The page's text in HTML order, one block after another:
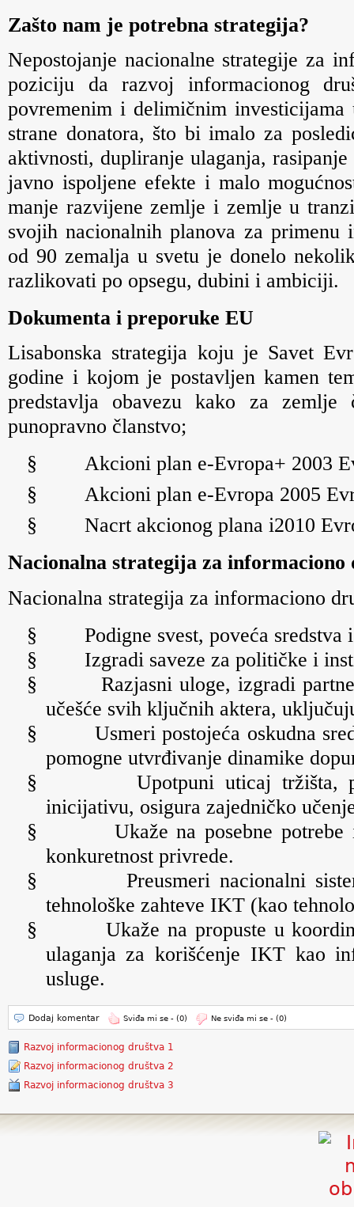
Zašto nam je potrebna strategija?
Nepostojanje nacionalne strategije za
poziciju da razvoj informacionog
povremenim i delimičnim
strane donatora, što bi imalo za
aktivnosti, dupliranje ulaganja,
javno ispoljene efekte i malo
manje razvijene zemlje i zemlje u
svojih nacionalnih planova za primenu
od 90 zemalja u svetu je donelo
razlikovati po opsegu, dubini i ambiciji.
Dokumenta i preporuke EU
Lisabonska strategija koju je Savet
godine i kojom je postavljen kamen
predstavlja obavezu kako za
punopravno članstvo;
§
Akcioni plan e-Evropa+ 2003
§
Akcioni plan e-Evropa 2005
§
Nacrt akcionog plana i2010
Nacionalna strategija za
Nacionalna strategija za informaciono
§
Podigne svest, poveća sredstva
§
Izgradi saveze za političke i
§
Razjasni uloge, izgradi
učešće svih ključnih aktera,
§
Usmeri postojeća oskudna
pomogne utvrđivanje dinamike
§
Upotpuni uticaj tržišta,
inicijativu, osigura zajedničko
§
Ukaže na posebne
konkuretnost privrede.
§
Preusmeri nacionalni
tehnološke zahteve IKT (kao
§
Ukaže na propuste u
ulaganja za korišćenje IKT kao
usluge.
Dodaj komentar Sviđa mi se - (0) Ne sviđa mi se - (0)
Razvoj informacionog društva 1
Razvoj informacionog društva 2
Razvoj informacionog društva 3